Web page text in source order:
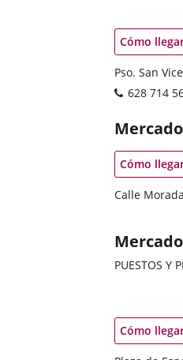
Categoría
Localización
en
mapa
Cómo
Adresse
postale
Pso. San
628 714
Categoría
Mercados
Localización
en
mapa
Cómo
Adresse
Calle
PUESTOS Y
Categoría
Mercados
Localización
en
mapa
Cómo